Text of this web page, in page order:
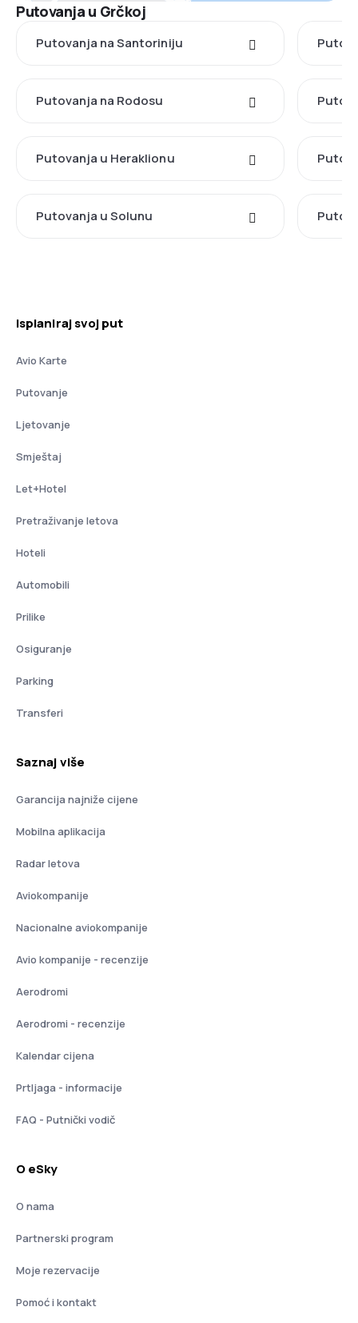
Putovanja u Grčkoj
Putovanja na Santoriniju
Putovanja na Rodosu
Putovanja u Heraklionu
Putovanja u Solunu
Isplaniraj svoj put
Avio Karte
Putovanje
Ljetovanje
Smještaj
Let+Hotel
Pretraživanje letova
Hoteli
Automobili
Prilike
Osiguranje
Parking
Transferi
Saznaj više
Garancija najniže cijene
Mobilna aplikacija
Radar letova
Aviokompanije
Nacionalne aviokompanije
Avio kompanije - recenzije
Aerodromi
Aerodromi - recenzije
Kalendar cijena
Prtljaga - informacije
FAQ - Putnički vodič
O eSky
O nama
Partnerski program
Moje rezervacije
Pomoć i kontakt